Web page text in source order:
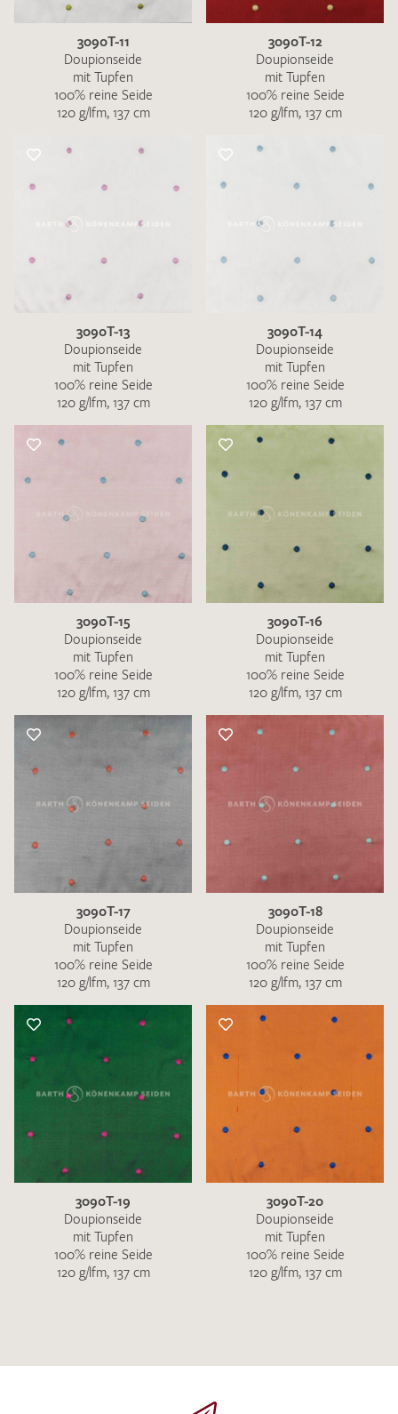
3090T-11
Doupionseide
mit Tupfen
100% reine Seide
120 g/lfm, 137 cm
3090T-12
Doupionseide
mit Tupfen
100% reine Seide
120 g/lfm, 137 cm
3090T-13
Doupionseide
mit Tupfen
100% reine Seide
120 g/lfm, 137 cm
3090T-14
Doupionseide
mit Tupfen
100% reine Seide
120 g/lfm, 137 cm
3090T-15
Doupionseide
mit Tupfen
100% reine Seide
120 g/lfm, 137 cm
3090T-16
Doupionseide
mit Tupfen
100% reine Seide
120 g/lfm, 137 cm
3090T-17
Doupionseide
mit Tupfen
100% reine Seide
120 g/lfm, 137 cm
3090T-18
Doupionseide
mit Tupfen
100% reine Seide
120 g/lfm, 137 cm
3090T-19
Doupionseide
mit Tupfen
100% reine Seide
120 g/lfm, 137 cm
3090T-20
Doupionseide
mit Tupfen
100% reine Seide
120 g/lfm, 137 cm